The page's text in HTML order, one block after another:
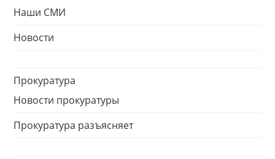
Наши СМИ
Новости
Прокуратура
Новости прокуратуры
Прокуратура разъясняет